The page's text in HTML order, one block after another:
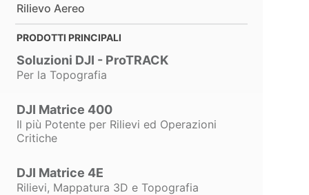
Rilievo Aereo
PRODOTTI PRINCIPALI
Soluzioni DJI - ProTRACK
Per la Topografia
DJI Matrice 400
Il più Potente per Rilievi ed Operazioni
Critiche
DJI Matrice 4E
Rilievi, Mappatura 3D e Topografia
protezione dei dati sensibili
ed ottimizzata laprecisione
del calcolo dei totali di
fattura, assicurando una
maggiore affidabilità
conforme alle normative.